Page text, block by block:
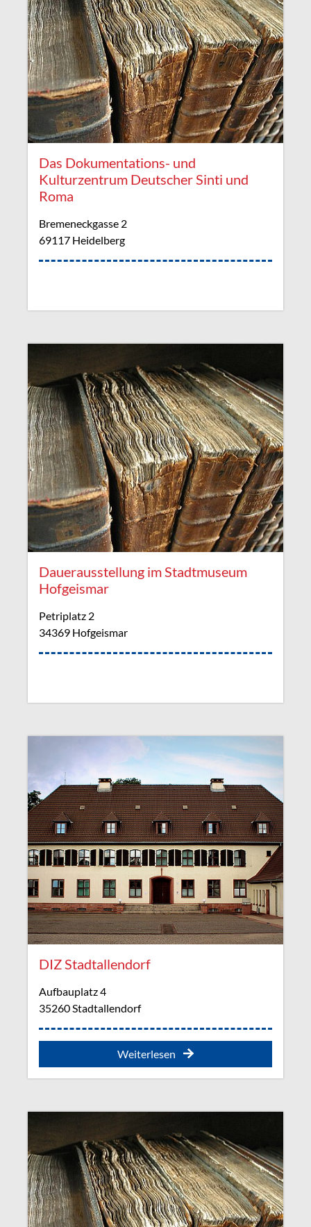
Das Dokumentations- und
Kulturzentrum Deutscher Sinti und
Roma
Bremeneckgasse 2
69117 Heidelberg
Dauerausstellung im Stadtmuseum
Hofgeismar
Petriplatz 2
34369 Hofgeismar
DIZ Stadtallendorf
Aufbauplatz 4
35260 Stadtallendorf
Weiterlesen